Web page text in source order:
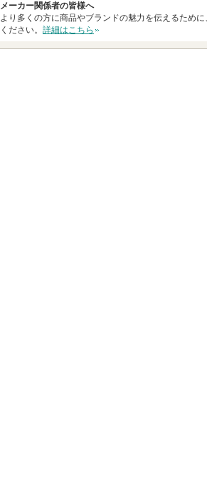
メーカー関係者の皆様へ
より多くの方に商品やブランドの魅力を伝えるため
ください。 詳細はこちら